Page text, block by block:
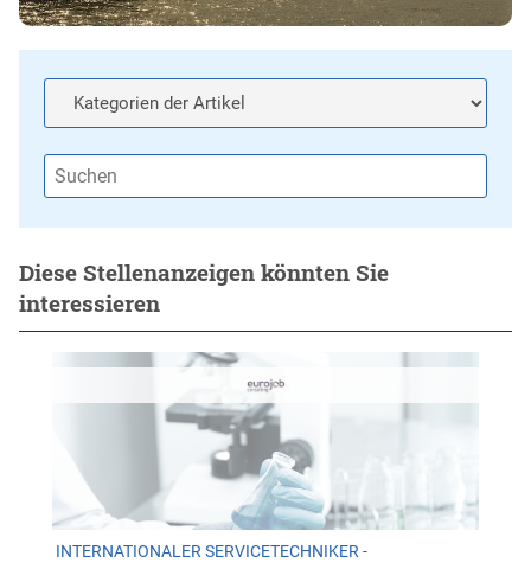
Diese Stellenanzeigen könnten Sie
interessieren
INTERNATIONALER SERVICETECHNIKER -